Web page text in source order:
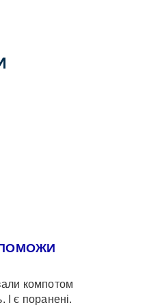
компотом
є поранені.